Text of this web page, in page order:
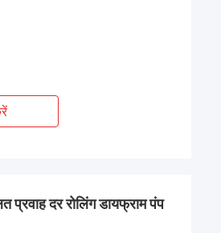
दर रोलिंग डायफ्राम पंप